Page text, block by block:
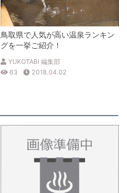
鳥取県で人気が高い温泉ランキン
グを一挙ご紹介！
YUKOTABI 編集部
63
2018.04.02